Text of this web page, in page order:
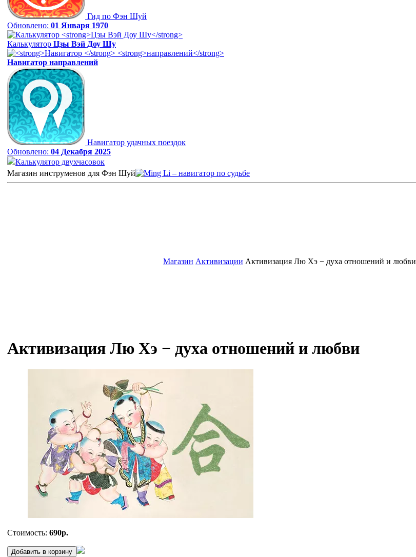
Гид по Фэн Шуй
Обновлено: 01 Января 1970
Калькулятор Цзы Вэй Доу Шу
Навигатор направлений
Навигатор удачных поездок
Обновлено: 04 Декабря 2025
Калькулятор двухчасовок
Магазин инструменов для Фэн Шуй
Магазин Активизации Активизация Лю Хэ − духа отношений и любви
Активизация Лю Хэ − духа отношений и любви
Стоимость: 690р.
Добавить в корзину